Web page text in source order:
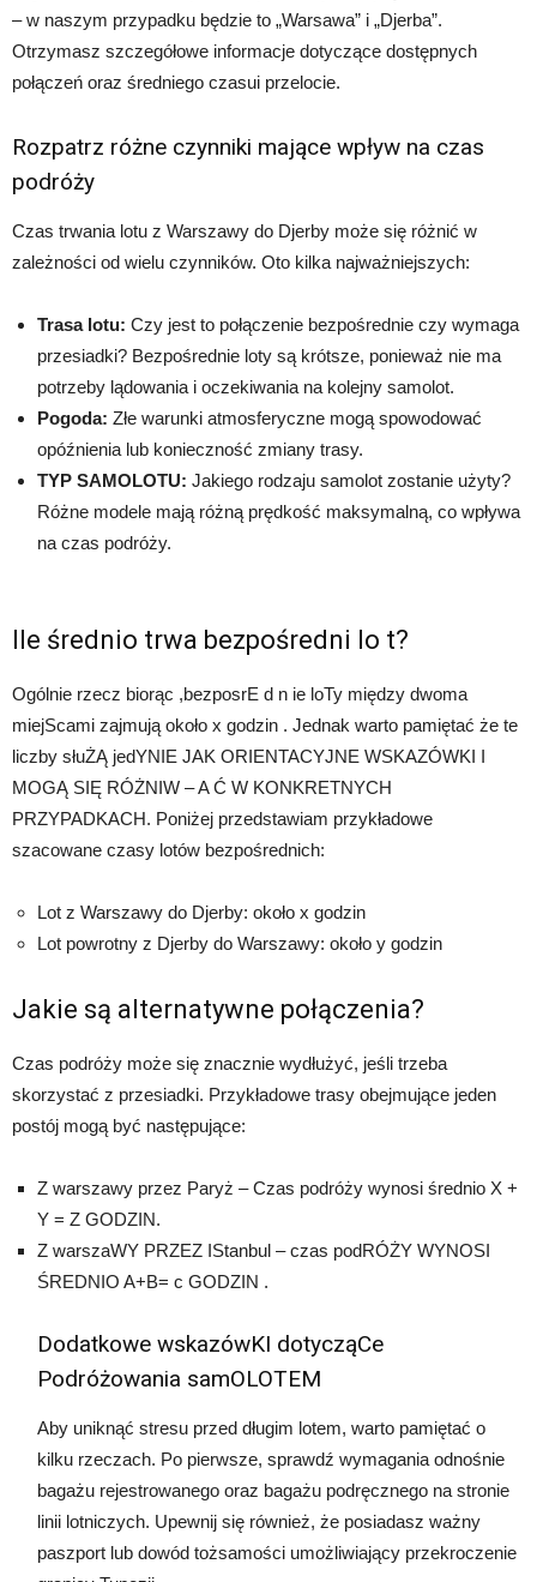
– w naszym przypadku będzie to „Warsawa” i „Djerba”.
Otrzymasz szczegółowe informacje dotyczące dostępnych
połączeń oraz średniego czasui przelocie.
Rozpatrz różne czynniki mające wpływ na czas
podróży
Czas trwania lotu z Warszawy do Djerby może się różnić w
zależności od wielu czynników. Oto kilka najważniejszych:
Trasa lotu: Czy jest to połączenie bezpośrednie czy wymaga
przesiadki? Bezpośrednie loty są krótsze, ponieważ nie ma
potrzeby lądowania i oczekiwania na kolejny samolot.
Pogoda: Złe warunki atmosferyczne mogą spowodować
opóźnienia lub konieczność zmiany trasy.
TYP SAMOLOTU: Jakiego rodzaju samolot zostanie użyty?
Różne modele mają różną prędkość maksymalną, co wpływa
na czas podróży.
Ile średnio trwa bezpośredni lo t?
Ogólnie rzecz biorąc ,bezposrE d n ie loTy między dwoma
miejScami zajmują około x godzin . Jednak warto pamiętać że te
liczby słuŻĄ jedYNIE JAK ORIENTACYJNE WSKAZÓWKI I
MOGĄ SIĘ RÓŻNIW – A Ć W KONKRETNYCH
PRZYPADKACH. Poniżej przedstawiam przykładowe
szacowane czasy lotów bezpośrednich:
Lot z Warszawy do Djerby: około x godzin
Lot powrotny z Djerby do Warszawy: około y godzin
Jakie są alternatywne połączenia?
Czas podróży może się znacznie wydłużyć, jeśli trzeba
skorzystać z przesiadki. Przykładowe trasy obejmujące jeden
postój mogą być następujące:
Z warszawy przez Paryż – Czas podróży wynosi średnio X +
Y = Z GODZIN.
Z warszaWY PRZEZ IStanbul – czas podRÓŻY WYNOSI
ŚREDNIO A+B= c GODZIN .
Dodatkowe wskazówKI dotycząCe
Podróżowania samOLOTEM
Aby uniknąć stresu przed długim lotem, warto pamiętać o
kilku rzeczach. Po pierwsze, sprawdź wymagania odnośnie
bagażu rejestrowanego oraz bagażu podręcznego na stronie
linii lotniczych. Upewnij się również, że posiadasz ważny
paszport lub dowód tożsamości umożliwiający przekroczenie